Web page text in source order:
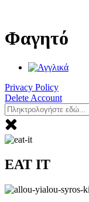
περιεχόμενο
Φαγητό
Privacy Policy
Delete Account
EAT IT